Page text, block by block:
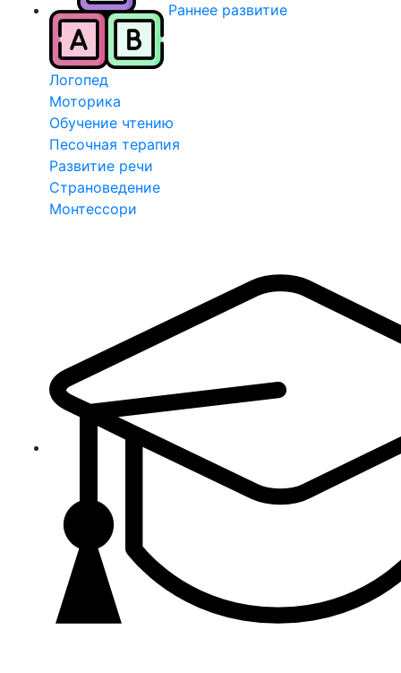
Раннее развитие
Логопед
Моторика
Обучение чтению
Песочная терапия
Развитие речи
Страноведение
Монтессори